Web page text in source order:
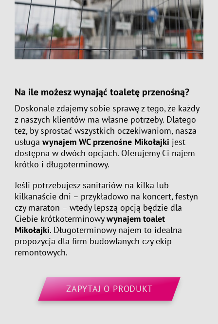
Na ile możesz wynająć toaletę przenośną?
Doskonale zdajemy sobie sprawę z tego, że każdy
z naszych klientów ma własne potrzeby. Dlatego
też, by sprostać wszystkich oczekiwaniom, nasza
usługa wynajem WC przenośne Mikołajki jest
dostępna w dwóch opcjach. Oferujemy Ci najem
krótko i długoterminowy.
Jeśli potrzebujesz sanitariów na kilka lub
kilkanaście dni – przykładowo na koncert, festyn
czy maraton – wtedy lepszą opcją będzie dla
Ciebie krótkoterminowywynajem toalet
Mikołajki. Długoterminowy najem to idealna
propozycja dla firm budowlanych czy ekip
remontowych.
ZAPYTAJ O PRODUKT